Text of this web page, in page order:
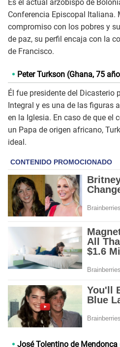
Es el actual arzobispo de
Conferencia Episcopal Italiana.
compromiso con los pobres y
de paz, su perfil encaja con la
de Francisco.
Peter Turkson (Ghana, 75
Él fue presidente del Dicasterio
Integral y es una de las figuras
en la Iglesia. En caso de que el
un Papa de origen africano,
ideal.
José Tolentino de